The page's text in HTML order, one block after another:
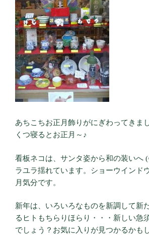
あちこちお正月飾りがにぎわってきま
くつ寝るとお正月～♪
看板ネコは、サンタ姿から和の装いへ
ラユラ揺れています。ショーウインド
月気分です。
新年は、いろいろなものを新調して新
るヒトもちらりほらり・・・新しい急
でしょう？お気に入りが見つかるかも